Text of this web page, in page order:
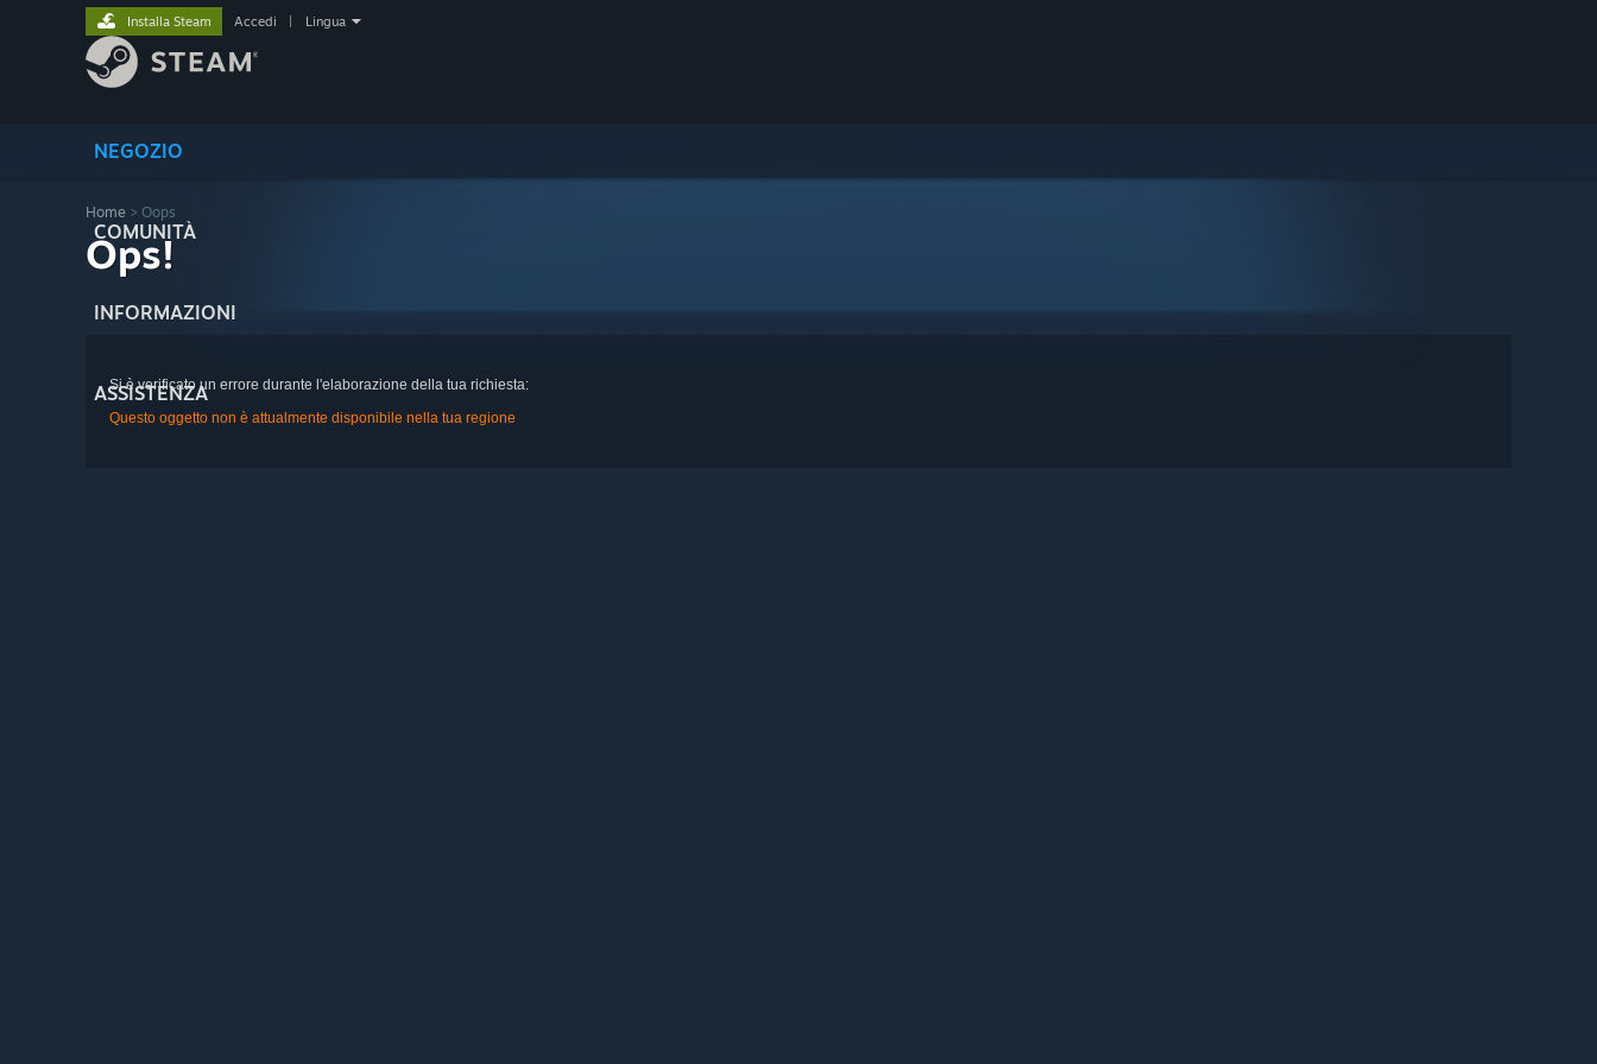
NEGOZIO
COMUNITÀ
INFORMAZIONI
ASSISTENZA
Installa Steam Accedi Lingua
Home > Oops
Ops!
Si è verificato un errore durante l'elaborazione della tua richiesta:
Questo oggetto non è attualmente disponibile nella tua regione